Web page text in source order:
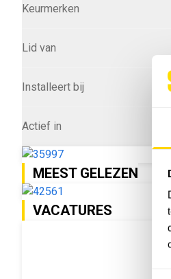
Keurmerken
Lid van
Installeert bij
Actief in
MEEST GELEZEN
VACATURES